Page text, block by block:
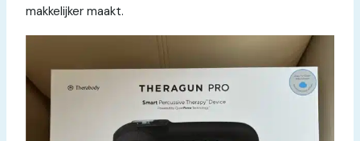
makkelijker maakt.